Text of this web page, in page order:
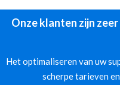
Onze klanten zijn
Het optimaliseren van uw
scherpe tarieven